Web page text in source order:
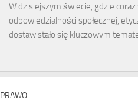
W dzisiejszym świecie, gdzie
odpowiedzialności społecznej,
dostaw stało się kluczowym
PRAWO